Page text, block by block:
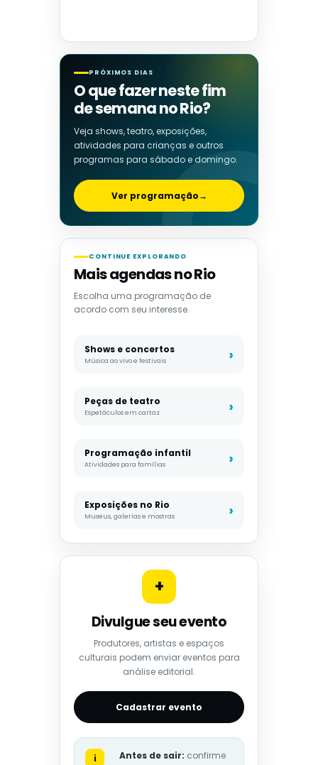
PRÓXIMOS DIAS
O que fazer neste fim
de semana no Rio?
Veja shows, teatro, exposições,
atividades para crianças e outros
programas para sábado e domingo.
Ver programação→
CONTINUE EXPLORANDO
Mais agendas no Rio
Escolha uma programação de
acordo com seu interesse.
Shows e concertos
Música ao vivo e festivais
Peças de teatro
Espetáculos em cartaz
Programação infantil
Atividades para famílias
Exposições no Rio
Museus, galerias e mostras
+
Divulgue seu evento
Produtores, artistas e espaços
culturais podem enviar eventos para
análise editorial.
Cadastrar evento
i Antes de sair: confirme